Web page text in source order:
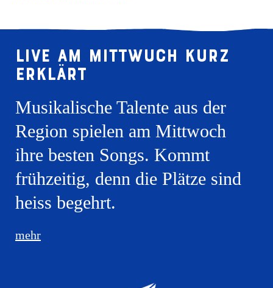
Live am Mittwuch kurz
erklärt
Musikalische Talente aus der
Region spielen am Mittwoch
ihre besten Songs. Kommt
frühzeitig, denn die Plätze sind
heiss begehrt.
mehr